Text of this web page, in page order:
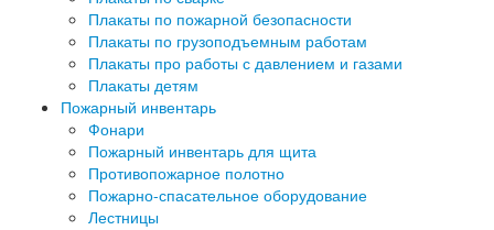
Плакаты по пожарной безопасности
Плакаты по грузоподъемным работам
Плакаты про работы с давлением и газами
Плакаты детям
Пожарный инвентарь
Фонари
Пожарный инвентарь для щита
Противопожарное полотно
Пожарно-спасательное оборудование
Лестницы